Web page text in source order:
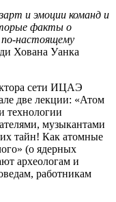
и эмоции команд и
факты о
по-настоящему
Хована Уанка
сети ИЦАЭ
две лекции: «Атом
технологии
музыкантами
тайн! Как атомные
(о ядерных
археологам и
работникам